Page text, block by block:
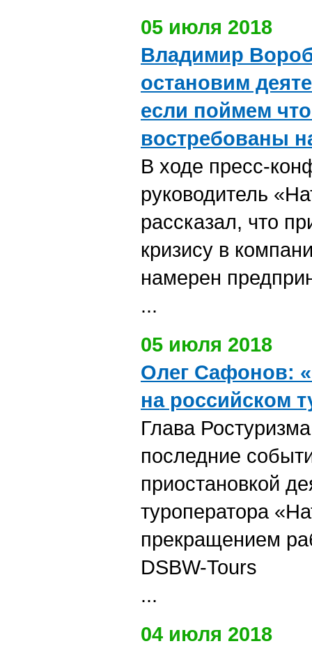
05 июля 2018
Владимир
остановим
если поймем
востребованы
В ходе пресс-
руководитель
рассказал, что
кризису в
намерен
...
05 июля 2018
Олег Сафонов:
на российском
Глава
последние
приостановкой
туроператора
прекращением
DSBW-Tours
...
04 июля 2018